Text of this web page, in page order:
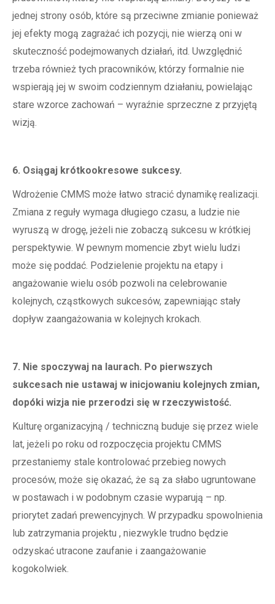
jednej strony osób, które są przeciwne zmianie ponieważ
jej efekty mogą zagrażać ich pozycji, nie wierzą oni w
skuteczność podejmowanych działań, itd. Uwzględnić
trzeba również tych pracowników, którzy formalnie nie
wspierają jej w swoim codziennym działaniu, powielając
stare wzorce zachowań – wyraźnie sprzeczne z przyjętą
wizją.
6. Osiągaj krótkookresowe sukcesy.
Wdrożenie CMMS może łatwo stracić dynamikę realizacji.
Zmiana z reguły wymaga długiego czasu, a ludzie nie
wyruszą w drogę, jeżeli nie zobaczą sukcesu w krótkiej
perspektywie. W pewnym momencie zbyt wielu ludzi
może się poddać. Podzielenie projektu na etapy i
angażowanie wielu osób pozwoli na celebrowanie
kolejnych, cząstkowych sukcesów, zapewniając stały
dopływ zaangażowania w kolejnych krokach.
7. Nie spoczywaj na laurach. Po pierwszych
sukcesach nie ustawaj w inicjowaniu kolejnych zmian,
dopóki wizja nie przerodzi się w rzeczywistość.
Kulturę organizacyjną / techniczną buduje się przez wiele
lat, jeżeli po roku od rozpoczęcia projektu CMMS
przestaniemy stale kontrolować przebieg nowych
procesów, może się okazać, że są za słabo ugruntowane
w postawach i w podobnym czasie wyparują – np.
priorytet zadań prewencyjnych. W przypadku spowolnienia
lub zatrzymania projektu , niezwykle trudno będzie
odzyskać utracone zaufanie i zaangażowanie
kogokolwiek.